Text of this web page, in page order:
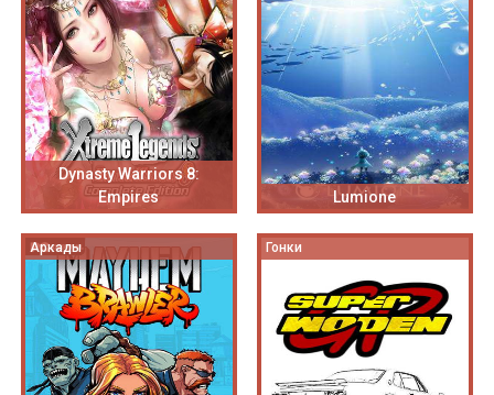
Dynasty Warriors 8:
Empires
Lumione
Аркады Гонки